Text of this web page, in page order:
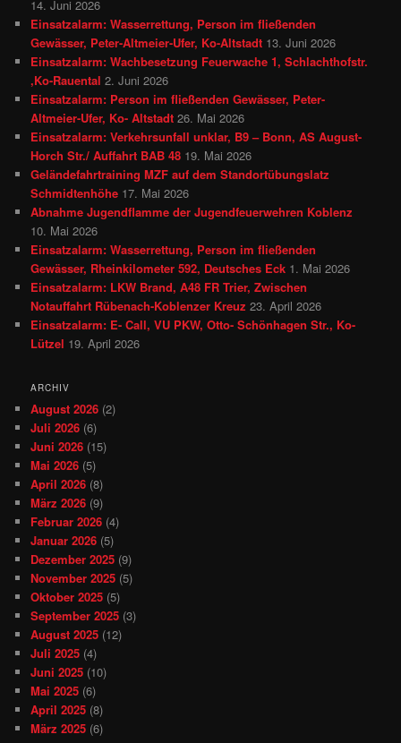
14. Juni 2026
Einsatzalarm: Wasserrettung, Person im fließenden
Gewässer, Peter-Altmeier-Ufer, Ko-Altstadt 13. Juni 2026
Einsatzalarm: Wachbesetzung Feuerwache 1, Schlachthofstr.
,Ko-Rauental 2. Juni 2026
Einsatzalarm: Person im fließenden Gewässer, Peter-
Altmeier-Ufer, Ko- Altstadt 26. Mai 2026
Einsatzalarm: Verkehrsunfall unklar, B9 – Bonn, AS August-
Horch Str./ Auffahrt BAB 48 19. Mai 2026
Geländefahrtraining MZF auf dem Standortübungslatz
Schmidtenhöhe 17. Mai 2026
Abnahme Jugendflamme der Jugendfeuerwehren Koblenz
10. Mai 2026
Einsatzalarm: Wasserrettung, Person im fließenden
Gewässer, Rheinkilometer 592, Deutsches Eck 1. Mai 2026
Einsatzalarm: LKW Brand, A48 FR Trier, Zwischen
Notauffahrt Rübenach-Koblenzer Kreuz 23. April 2026
Einsatzalarm: E- Call, VU PKW, Otto- Schönhagen Str., Ko-
Lützel 19. April 2026
ARCHIV
August 2026 (2)
Juli 2026 (6)
Juni 2026 (15)
Mai 2026 (5)
April 2026 (8)
März 2026 (9)
Februar 2026 (4)
Januar 2026 (5)
Dezember 2025 (9)
November 2025 (5)
Oktober 2025 (5)
September 2025 (3)
August 2025 (12)
Juli 2025 (4)
Juni 2025 (10)
Mai 2025 (6)
April 2025 (8)
März 2025 (6)